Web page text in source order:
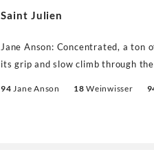
Saint Julien
Jane Anson: Concentrated, a ton
its grip and slow climb through
94 Jane Anson 18 Weinwisser